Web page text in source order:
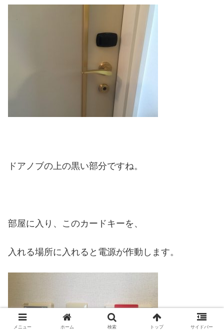
ドアノブの上の黒い部分ですね。
部屋に入り、このカードキーを、
入れる場所に入れると電源が作動します。
メニュー ホーム 検索 トップ サイドバー